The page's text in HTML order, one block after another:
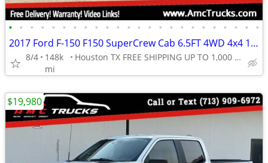
• • • • • • • • • • • • • • • • • • • • • • • •
2017 Ford F-150 F150 SuperCrew Cab 6.5FT 4WD 4x4 1-Owner 5.0L NO RUST
8/4
148k
mi
Houston TX FREE SHIPPING UP TO 1,000 MI (.90C/MI Add
$19,980